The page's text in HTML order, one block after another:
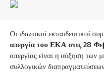
Οι ιδιωτικοί εκπαιδευτικοί
απεργία του ΕΚΑ στις 28
απεργίας είναι η αύξηση
συλλογικών